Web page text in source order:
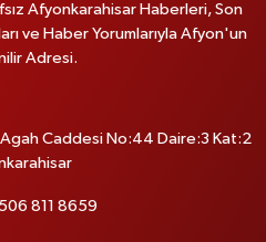
Afyonkarahisar Haberleri, Son
ve Haber Yorumlarıyla Afyon'un
Adresi.
Agah Caddesi No:44 Daire:3 Kat:2
811 8659